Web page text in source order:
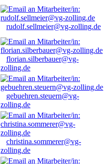
rudolf.sellmeier@vg-zolling.de
florian.silberbauer@vg-
zolling.de
gebuehren.steuern@vg-
zolling.de
christina.sommerer@vg-
zolling.de